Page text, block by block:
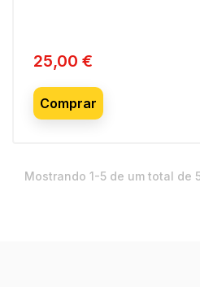
Preço
25,00 €
Comprar
Mostrando 1-5 de um total de